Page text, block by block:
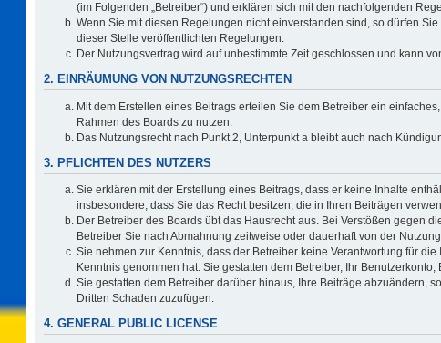
(im Folgenden „Betreiber“) und erklären sich mit den nachfolgenden
Wenn Sie mit diesen Regelungen nicht einverstanden sind, so dürfen
dieser Stelle veröffentlichten Regelungen.
Der Nutzungsvertrag wird auf unbestimmte Zeit geschlossen und kann
2. EINRÄUMUNG VON NUTZUNGSRECHTEN
Mit dem Erstellen eines Beitrags erteilen Sie dem Betreiber ein
Rahmen des Boards zu nutzen.
Das Nutzungsrecht nach Punkt 2, Unterpunkt a bleibt auch nach
3. PFLICHTEN DES NUTZERS
Sie erklären mit der Erstellung eines Beitrags, dass er keine Inhalte
insbesondere, dass Sie das Recht besitzen, die in Ihren Beiträgen
Der Betreiber des Boards übt das Hausrecht aus. Bei Verstößen gegen
Betreiber Sie nach Abmahnung zeitweise oder dauerhaft von der
Sie nehmen zur Kenntnis, dass der Betreiber keine Verantwortung für
Kenntnis genommen hat. Sie gestatten dem Betreiber, Ihr
Sie gestatten dem Betreiber darüber hinaus, Ihre Beiträge abzuändern,
Dritten Schaden zuzufügen.
4. GENERAL PUBLIC LICENSE